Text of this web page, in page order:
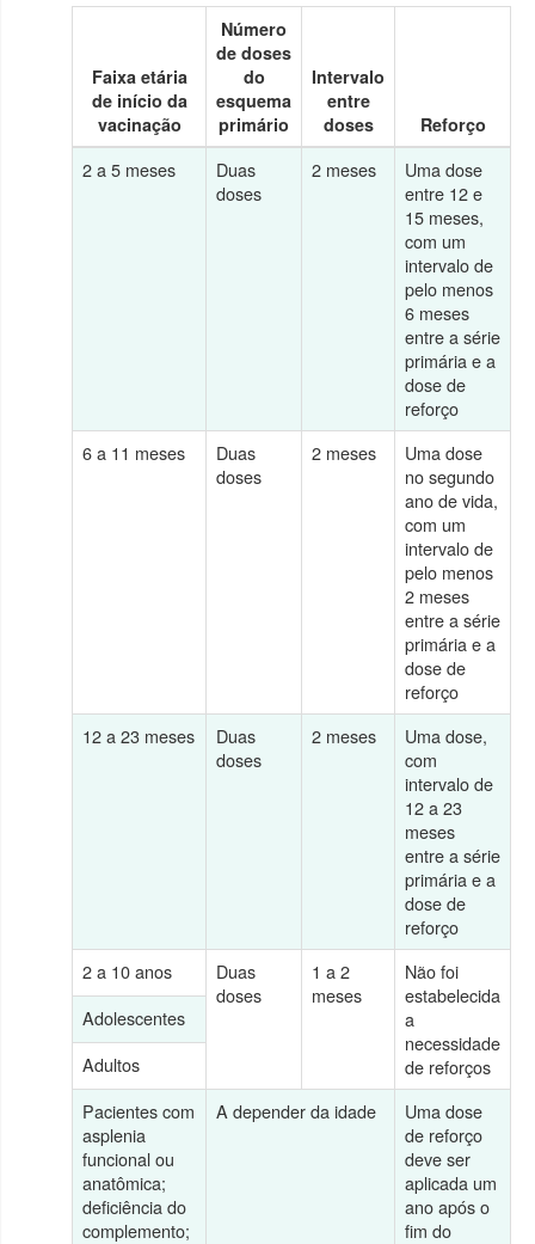
Faixa etária
de início da
vacinação
Número
de doses
do
esquema
primário
Intervalo
entre
doses
Reforço
2 a 5 meses
Duas
doses
2 meses
Uma dose
entre 12 e
15 meses,
com um
intervalo de
pelo menos
6 meses
entre a série
primária e a
dose de
reforço
6 a 11 meses
Duas
doses
2 meses
Uma dose
no segundo
ano de vida,
com um
intervalo de
pelo menos
2 meses
entre a série
primária e a
dose de
reforço
12 a 23 meses
Duas
doses
2 meses
Uma dose,
com
intervalo de
12 a 23
meses
entre a série
primária e a
dose de
reforço
2 a 10 anos
Duas
doses
1 a 2
meses
Não foi
estabelecida
a
necessidade
de reforços
Adolescentes
Adultos
Pacientes com
asplenia
funcional ou
anatômica;
deficiência do
complemento;
A depender da idade
Uma dose
de reforço
deve ser
aplicada um
ano após o
fim do